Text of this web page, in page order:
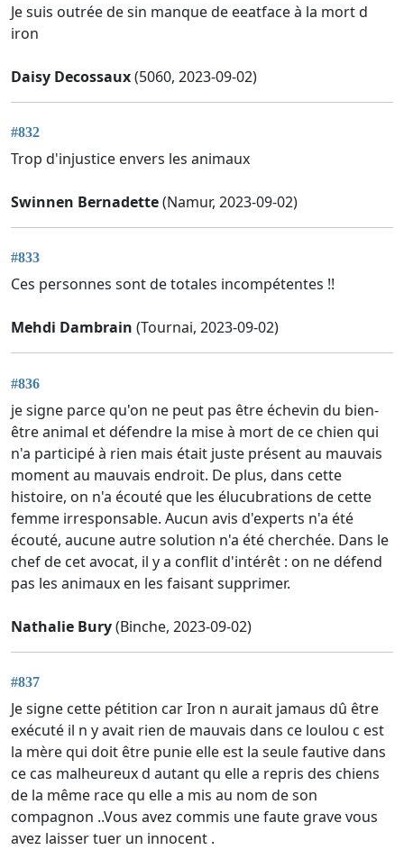
Je suis outrée de sin manque de eeatface à la mort d
iron
Daisy Decossaux(5060, 2023-09-02)
#832
Trop d'injustice envers les animaux
Swinnen Bernadette(Namur, 2023-09-02)
#833
Ces personnes sont de totales incompétentes !!
Mehdi Dambrain (Tournai, 2023-09-02)
#836
je signe parce qu'on ne peut pas être échevin du bien-
être animal et défendre la mise à mort de ce chien qui
n'a participé à rien mais était juste présent au mauvais
moment au mauvais endroit. De plus, dans cette
histoire, on n'a écouté que les élucubrations de cette
femme irresponsable. Aucun avis d'experts n'a été
écouté, aucune autre solution n'a été cherchée. Dans le
chef de cet avocat, il y a conflit d'intérêt : on ne défend
pas les animaux en les faisant supprimer.
Nathalie Bury(Binche, 2023-09-02)
#837
Je signe cette pétition car Iron n aurait jamaus dû être
exécuté il n y avait rien de mauvais dans ce loulou c est
la mère qui doit être punie elle est la seule fautive dans
ce cas malheureux d autant qu elle a repris des chiens
de la même race qu elle a mis au nom de son
compagnon ..Vous avez commis une faute grave vous
avez laisser tuer un innocent .